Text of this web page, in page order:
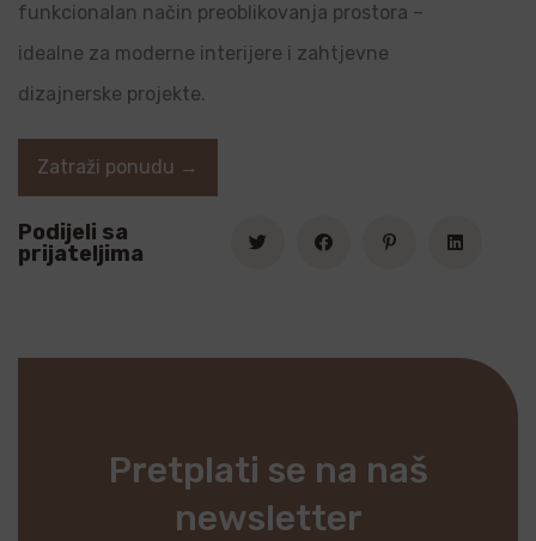
funkcionalan način preoblikovanja prostora –
idealne za moderne interijere i zahtjevne
dizajnerske projekte.
Podijeli sa
prijateljima
Zatraži ponudu →
Pretplati se na naš
newsletter